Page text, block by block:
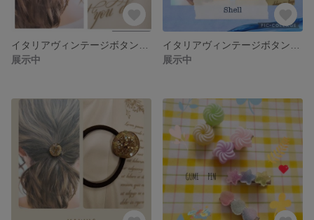
展示中
展示中